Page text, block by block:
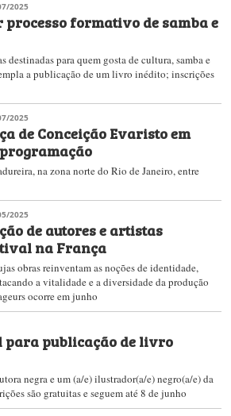
2025
formativo de samba e
destinadas para quem gosta de cultura, samba e
a publicação de um livro inédito; inscrições
2025
de Conceição Evaristo em
na zona norte do Rio de Janeiro, entre
2025
de autores e artistas
na França
obras reinventam as noções de identidade,
a vitalidade e a diversidade da produção
ocorre em junho
para publicação de livro
negra e um (a/e) ilustrador(a/e) negro(a/e) da
são gratuitas e seguem até 8 de junho